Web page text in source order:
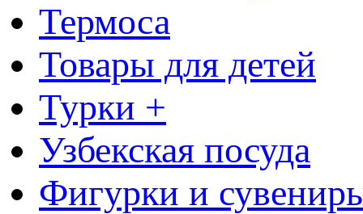
Термоса
Товары для детей
Турки +
Узбекская посуда
Фигурки и